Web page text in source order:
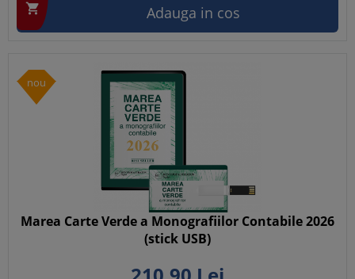
 Adauga in cos
nou
Marea Carte Verde a Monografiilor Contabile 2026
(stick USB)